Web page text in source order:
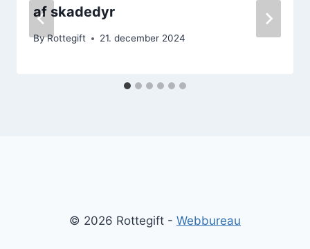
af skadedyr
ByRottegift 21. december 2024
© 2026 Rottegift - Webbureau